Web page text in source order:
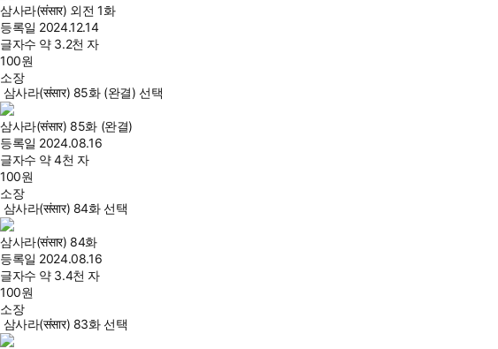
삼사라(संसार) 외전 1화
등록일 2024.12.14
글자수 약 3.2천 자
100원
소장
삼사라(संसार) 85화 (완결) 선택
삼사라(संसार) 85화 (완결)
등록일 2024.08.16
글자수 약 4천 자
100원
소장
삼사라(संसार) 84화 선택
삼사라(संसार) 84화
등록일 2024.08.16
글자수 약 3.4천 자
100원
소장
삼사라(संसार) 83화 선택